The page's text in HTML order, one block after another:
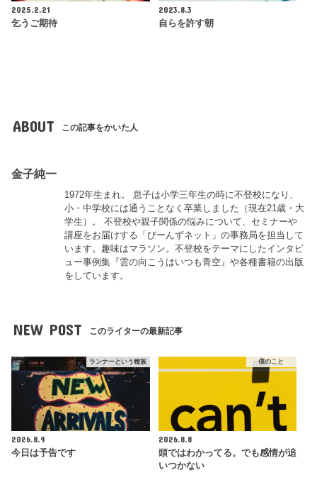
2025.2.21
乞うご期待
2023.8.3
自らを許す朝
ABOUT この記事をかいた人
金子純一
1972年生まれ。 息子は小学三年生の時に不登校になり、
小・中学校には通うことなく卒業しました（現在21歳・大
学生）。 不登校や親子関係の悩みについて、セミナーや
講座をお届けする「びーんずネット」の事務局を担当して
います。趣味はマラソン。不登校をテーマにしたインタビ
ュー事例集『雲の向こうはいつも青空』や各種書籍の出版
をしています。
NEW POST このライターの最新記事
ランナーという種族
2026.8.9
今日は予告です
僕のこと
2026.8.8
頭ではわかってる。でも感情が追
いつかない